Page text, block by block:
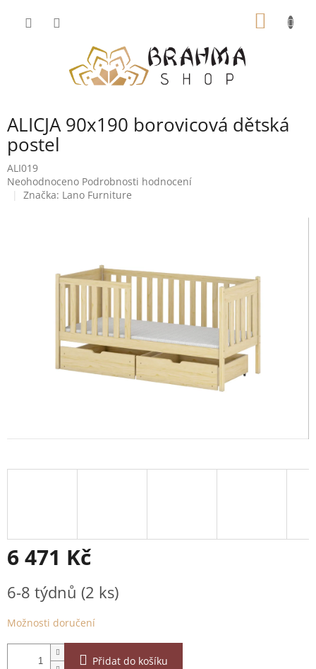
ALICJA 90x190 borovicová dětská
postel
ALI019
Průměrné
hodnocení
hvězdiček.
Neohodnoceno Podrobnosti hodnocení
Značka: Lano Furniture
6 471 Kč
cena:
6-8 týdnů (2 ks)
Možnosti doručení
Přidat do košíku